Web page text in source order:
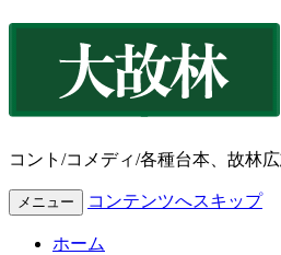
コント/コメディ/各種台本、故林
メニュー コンテンツへスキップ
ホーム